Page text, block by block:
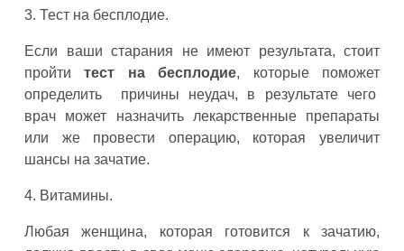
3. Тест на бесплодие.
Если ваши старания не имеют результата, стоит
пройтитест на бесплодие, которые поможет
определить причины неудач, в результате чего
врач может назначить лекарственные препараты
или же провести операцию, которая увеличит
шансы на зачатие.
4. Витамины.
Любая женщина, которая готовится к зачатию,